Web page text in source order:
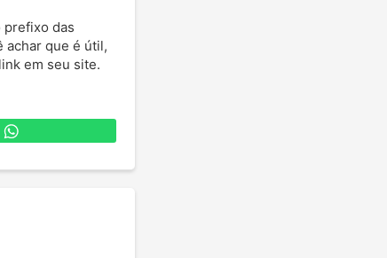
prefixo das
achar que é útil,
em seu site.